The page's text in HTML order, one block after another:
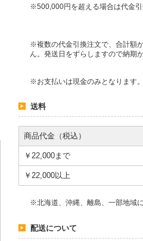
※500,000円を超える場合は代金
※複数の代金引換注文で、合計額
ん。発送日をずらしますので納期
※お支払いは現金のみとなります
送料
商品代金（税込）
￥22,000まで
￥22,000以上
※北海道、沖縄、離島、一部地域
配送について